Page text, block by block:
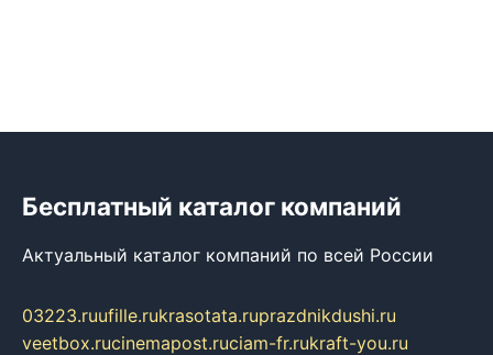
Бесплатный каталог компаний
Актуальный каталог компаний по всей России
03223.ruufille.rukrasotata.ruprazdnikdushi.ru
veetbox.rucinemapost.ruciam-fr.rukraft-you.ru